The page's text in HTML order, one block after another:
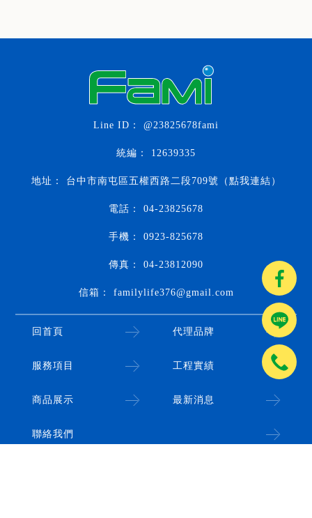
@23825678fami
04-23825678
0923-825678
04-23812090
12639335
familylife376@gmail.com
台中市南屯區五權西路二段709號（點我連結）
回首頁 代理品牌
服務項目 工程實績
商品展示 最新消息
聯絡我們